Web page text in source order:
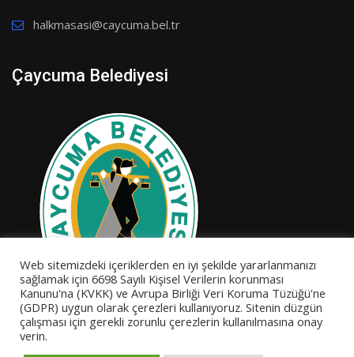
halkmasasi@caycuma.bel.tr
Çaycuma Belediyesi
Web sitemizdeki içeriklerden en iyi şekilde yararlanmanızı
sağlamak için 6698 Sayılı Kişisel Verilerin korunması
Kanunu'na (KVKK) ve Avrupa Birliği Veri Koruma Tüzüğü'ne
(GDPR) uygun olarak çerezleri kullanıyoruz. Sitenin düzgün
çalışması için gerekli zorunlu çerezlerin kullanılmasına onay
verin.